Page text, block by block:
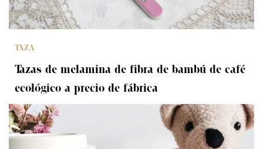
TAZA
Tazas de melamina de fibra de bambú de café
ecológico a precio de fábrica